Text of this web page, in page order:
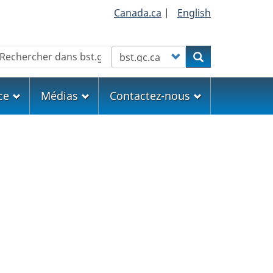
Canada.ca | English
Customize your searchRechercher
Médias Contactez-nous